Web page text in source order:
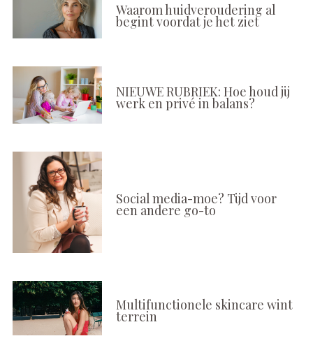
Waarom huidveroudering al
begint voordat je het ziet
NIEUWE RUBRIEK: Hoe houd jij
werk en privé in balans?
Social media-moe? Tijd voor
een andere go-to
Multifunctionele skincare wint
terrein